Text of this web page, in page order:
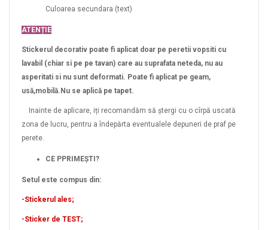
Culoarea secundara (text)
ATENȚIE
Stickerul decorativ poate fi aplicat doar pe peretii vopsiti cu
lavabil (chiar si pe pe tavan) care au suprafata neteda, nu au
asperitati si nu sunt deformati. Poate fi aplicat pe geam,
usă,mobilă.Nu se aplică pe tapet.
Inainte de aplicare, iți recomandăm să ștergi cu o cîrpă uscată
zona de lucru, pentru a îndepărta eventualele depuneri de praf pe
perete.
CE PPRIMEȘTI?
Setul este compus din:
-Stickerul ales;
-Sticker de TEST;